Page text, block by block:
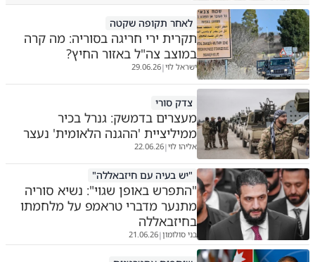
לאחר תקופה שקטה
תקרית ירי חריגה בסוריה: מה קרה
במוצב צה"ל באזור החיץ?
ישראל לוי|
29.06.26
צדק סורי
מעצרים בדמשק: גנרל בכיר
ממיליציית 'ההגנה הלאומית' נעצר
אליהו לוי|
22.06.26
"יש בעיה עם חיזבאללה"
"התפרש באופן שגוי": נשיא סוריה
מתנער מדברי טראמפ על מלחמתו
בחיזבאללה
בני סולומון|
21.06.26